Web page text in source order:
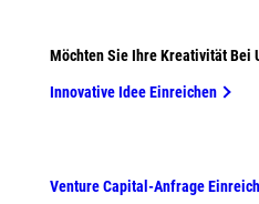
Möchten Sie Ihre Kreativität Bei
Innovative Idee Einreichen
Venture Capital-Anfrage